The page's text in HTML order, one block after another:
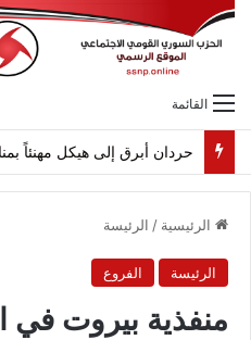
القائمة
الرئيسية / الرئيسة
الرئيسة الفروع
منفذية بيروت